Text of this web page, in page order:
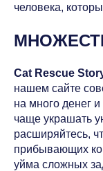
человека,
Cat Rescue
нашем сайте
на много денег
чаще украшать
расширяйтесь,
прибывающих
уйма сложных